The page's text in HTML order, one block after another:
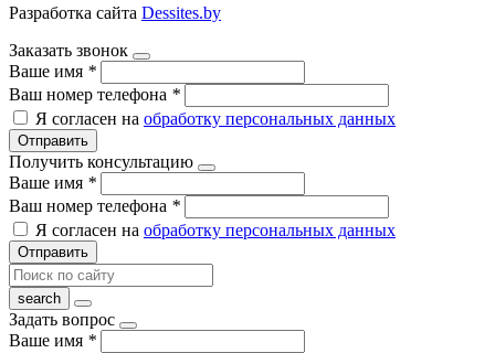
Разработка сайта Dessites.by
Заказать звонок
Ваше имя *
Ваш номер телефона *
Я согласен на обработку персональных данных
Отправить
Получить консультацию
Ваше имя *
Ваш номер телефона *
Я согласен на обработку персональных данных
Отправить
Задать вопрос
Ваше имя *